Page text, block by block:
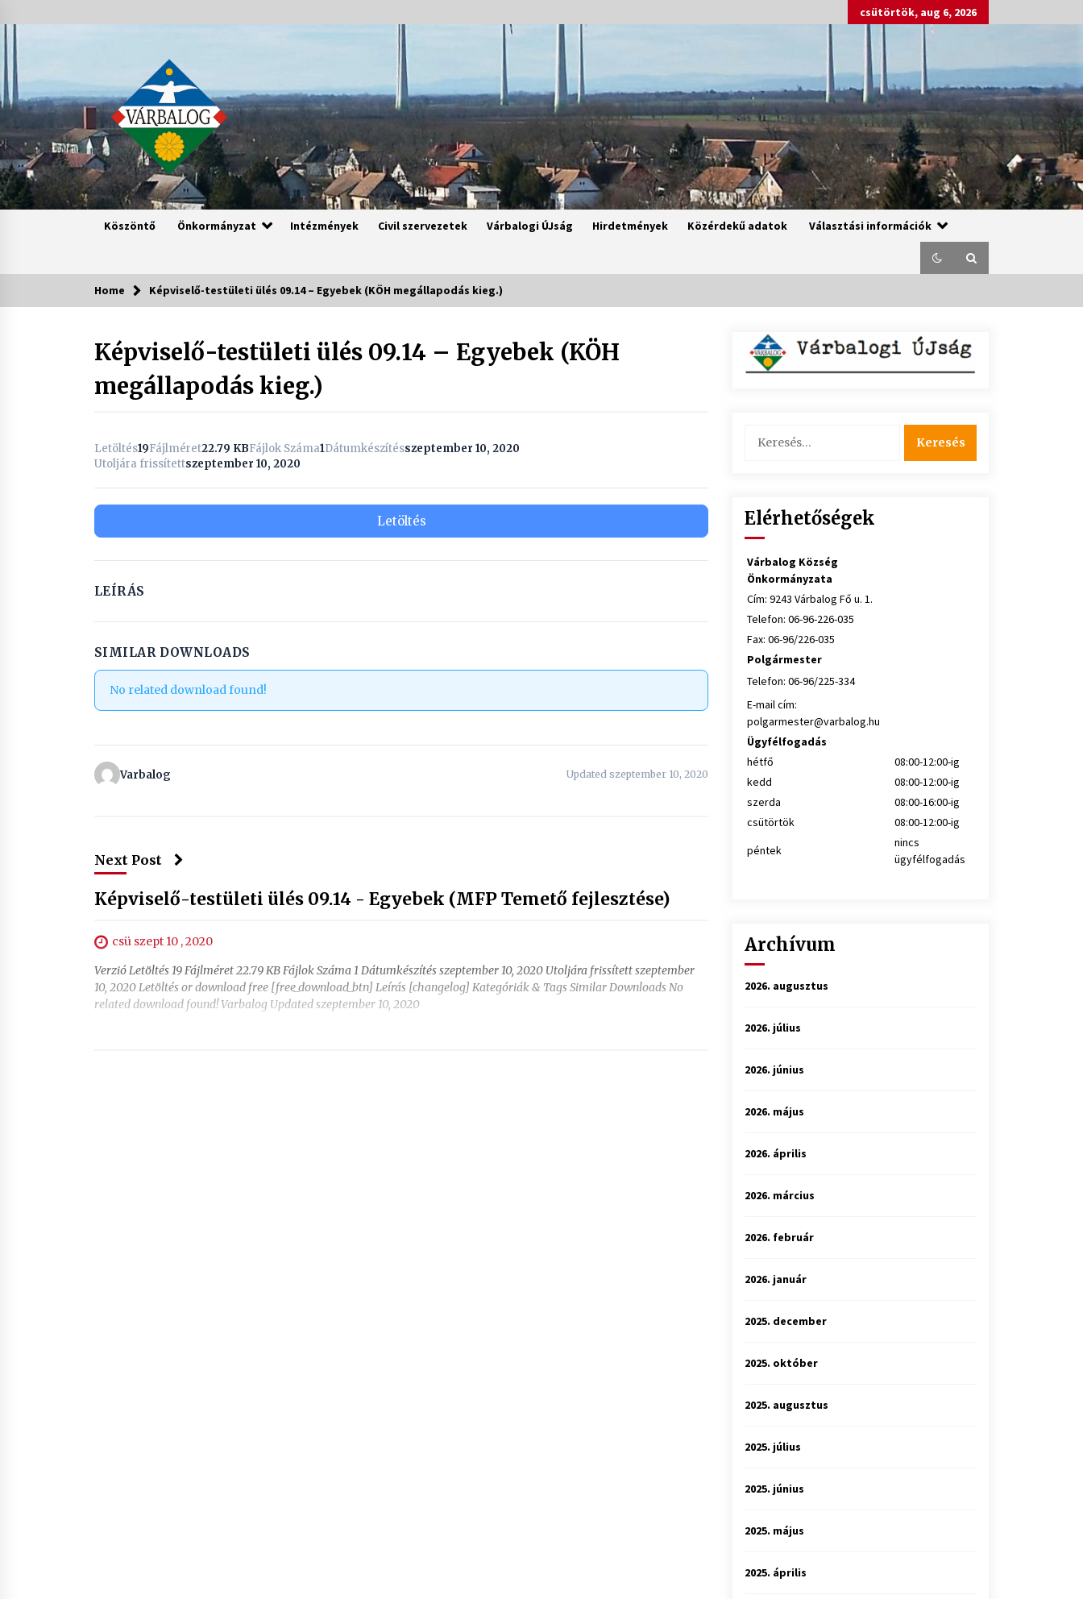
to
content
csütörtök, aug 6, 2026
Köszöntő Önkormányzat Intézmények Civil szervezetek Várbalogi ÚJság Hirdetmények Közérdekű adatok Választási információk
Home Képviselő-testületi ülés 09.14 – Egyebek (KÖH megállapodás kieg.)
Képviselő-testületi ülés 09.14 – Egyebek (KÖH
megállapodás kieg.)
Letöltés19Fájlméret22.79 KBFájlok Száma1Dátumkészítésszeptember 10, 2020
Utoljára frissítettszeptember 10, 2020
Letöltés
LEÍRÁS
SIMILAR DOWNLOADS
No related download found!
Varbalog Updated szeptember 10, 2020
Next Post
Képviselő-testületi ülés 09.14 - Egyebek (MFP Temető fejlesztése)
csü szept 10 , 2020
Verzió Letöltés 19 Fájlméret 22.79 KB Fájlok Száma 1 Dátumkészítés szeptember 10, 2020 Utoljára frissített szeptember
10, 2020 Letöltés or download free [free_download_btn] Leírás [changelog] Kategóriák & Tags Similar Downloads No
related download found! Varbalog Updated szeptember 10, 2020
Elérhetőségek
Várbalog Község
Önkormányzata
Cím: 9243 Várbalog Fő u. 1.
Telefon: 06-96-226-035
Fax: 06-96/226-035
Polgármester
Telefon: 06-96/225-334
E-mail cím:
polgarmester@varbalog.hu
Ügyfélfogadás
hétfő
08:00-12:00-ig
kedd
08:00-12:00-ig
szerda
08:00-16:00-ig
csütörtök
08:00-12:00-ig
péntek
nincs
ügyfélfogadás
Archívum
2026. augusztus
2026. július
2026. június
2026. május
2026. április
2026. március
2026. február
2026. január
2025. december
2025. október
2025. augusztus
2025. július
2025. június
2025. május
2025. április